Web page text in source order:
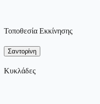
Τοποθεσία Εκκίνησης
Σαντορίνη
Κυκλάδες